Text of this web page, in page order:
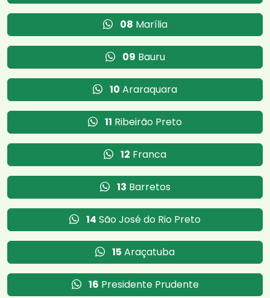
08 Marília
09 Bauru
10 Araraquara
11 Ribeirão Preto
12 Franca
13 Barretos
14 São José do Rio Preto
15 Araçatuba
16 Presidente Prudente